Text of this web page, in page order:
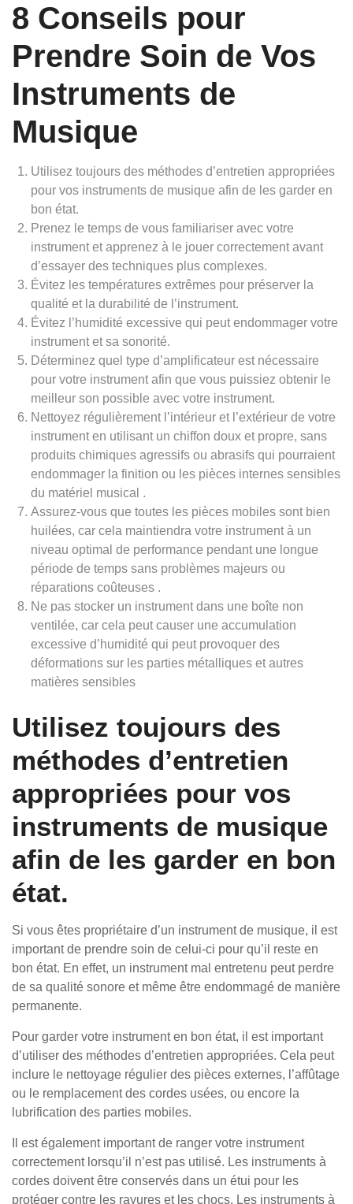
8 Conseils pour
Prendre Soin de Vos
Instruments de
Musique
Utilisez toujours des méthodes d’entretien appropriées
pour vos instruments de musique afin de les garder en
bon état.
Prenez le temps de vous familiariser avec votre
instrument et apprenez à le jouer correctement avant
d’essayer des techniques plus complexes.
Évitez les températures extrêmes pour préserver la
qualité et la durabilité de l’instrument.
Évitez l’humidité excessive qui peut endommager votre
instrument et sa sonorité.
Déterminez quel type d’amplificateur est nécessaire
pour votre instrument afin que vous puissiez obtenir le
meilleur son possible avec votre instrument.
Nettoyez régulièrement l’intérieur et l’extérieur de votre
instrument en utilisant un chiffon doux et propre, sans
produits chimiques agressifs ou abrasifs qui pourraient
endommager la finition ou les pièces internes sensibles
du matériel musical .
Assurez-vous que toutes les pièces mobiles sont bien
huilées, car cela maintiendra votre instrument à un
niveau optimal de performance pendant une longue
période de temps sans problèmes majeurs ou
réparations coûteuses .
Ne pas stocker un instrument dans une boîte non
ventilée, car cela peut causer une accumulation
excessive d’humidité qui peut provoquer des
déformations sur les parties métalliques et autres
matières sensibles
Utilisez toujours des
méthodes d’entretien
appropriées pour vos
instruments de musique
afin de les garder en bon
état.
Si vous êtes propriétaire d’un instrument de musique, il est
important de prendre soin de celui-ci pour qu’il reste en
bon état. En effet, un instrument mal entretenu peut perdre
de sa qualité sonore et même être endommagé de manière
permanente.
Pour garder votre instrument en bon état, il est important
d’utiliser des méthodes d’entretien appropriées. Cela peut
inclure le nettoyage régulier des pièces externes, l’affûtage
ou le remplacement des cordes usées, ou encore la
lubrification des parties mobiles.
Il est également important de ranger votre instrument
correctement lorsqu’il n’est pas utilisé. Les instruments à
cordes doivent être conservés dans un étui pour les
protéger contre les rayures et les chocs. Les instruments à